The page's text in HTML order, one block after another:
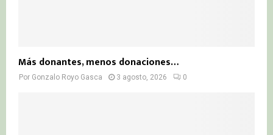
Más donantes, menos donaciones…
Por Gonzalo Royo Gasca 3 agosto, 2026 0